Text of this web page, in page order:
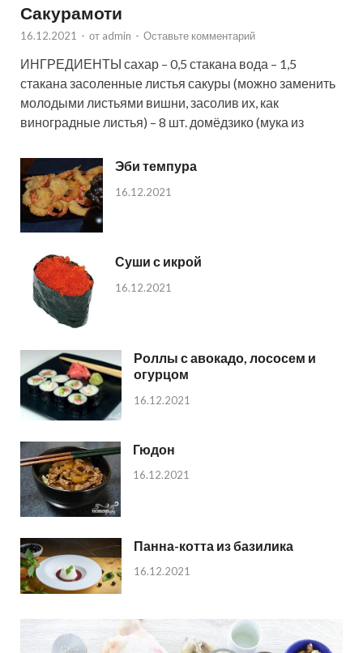
Сакурамоти
16.12.2021 - от admin - Оставьте комментарий
ИНГРЕДИЕНТЫ сахар – 0,5 стакана вода – 1,5
стакана засоленные листья сакуры (можно заменить
молодыми листьями вишни, засолив их, как
виноградные листья) – 8 шт. домёдзико (мука из
Эби темпура
16.12.2021
Суши с икрой
16.12.2021
Роллы с авокадо, лососем и
огурцом
16.12.2021
Гюдон
16.12.2021
Панна-котта из базилика
16.12.2021